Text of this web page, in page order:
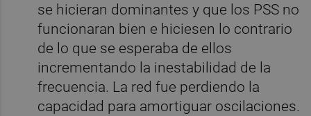
se hicieran dominantes y que los PSS no
funcionaran bien e hiciesen lo contrario
de lo que se esperaba de ellos
incrementando la inestabilidad de la
frecuencia. La red fue perdiendo la
capacidad para amortiguar oscilaciones.